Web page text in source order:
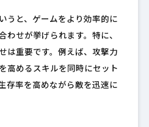
うと、ゲームをより効率的に
わせが挙げられます。特に、
は重要です。例えば、攻撃力
高めるスキルを同時にセット
存率を高めながら敵を迅速に